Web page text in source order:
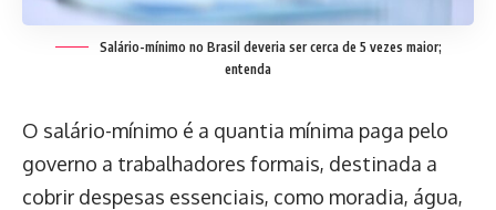
Salário-mínimo no Brasil deveria ser cerca de 5 vezes maior;
entenda
O salário-mínimo é a quantia mínima paga pelo
governo a trabalhadores formais, destinada a
cobrir despesas essenciais, como moradia, água,